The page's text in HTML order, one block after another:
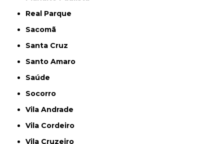
Real Parque
Sacomã
Santa Cruz
Santo Amaro
Saúde
Socorro
Vila Andrade
Vila Cordeiro
Vila Cruzeiro